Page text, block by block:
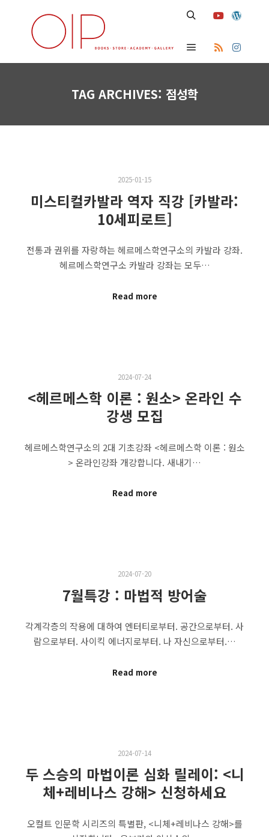
Main menu
TAG ARCHIVES: 점성학
2025-01-15
미스티컬카발라 역자 직강 [카발라:
10세피로트]
전통과 권위를 자랑하는 헤르메스학연구소의 카발라 강좌.
헤르메스학연구소 카발라 강좌는 모두…
Read more
2024-07-24
<헤르메스학 이론 : 원소> 온라인 수
강생 모집
헤르메스학연구소의 2대 기초강좌 <헤르메스학 이론 : 원소
> 온라인강좌 개강합니다. 새내기…
Read more
2024-07-20
7월특강 : 마법적 방어술
각계각층의 작용에 대하여 엔터티로부터. 공간으로부터. 사
람으로부터. 사이킥 에너지로부터. 나 자신으로부터.…
Read more
2024-07-14
두 스승의 마법이론 심화 릴레이: <니
체+레비나스 강해> 신청하세요
오컬트 인문학 시리즈의 특별판, <니체+레비나스 강해>를